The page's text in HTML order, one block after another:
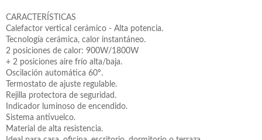
CARACTERÍSTICAS
Calefactor vertical cerámico - Alta potencia.
Tecnología cerámica, calor instantáneo.
2 posiciones de calor: 900W/1800W
+ 2 posiciones aire frío alta/baja.
Oscilación automática 60º.
Termostato de ajuste regulable.
Rejilla protectora de seguridad.
Indicador luminoso de encendido.
Sistema antivuelco.
Material de alta resistencia.